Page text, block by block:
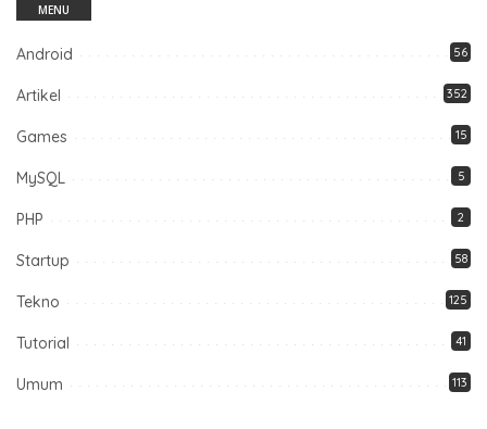
MENU
Android 56
Artikel 352
Games 15
MySQL 5
PHP 2
Startup 58
Tekno 125
Tutorial 41
Umum 113